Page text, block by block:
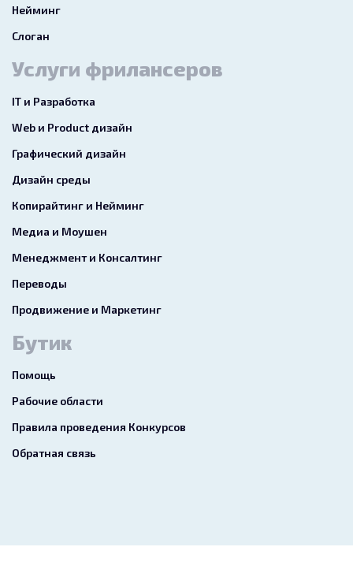
Нейминг
Слоган
Услуги фрилансеров
IT и Разработка
Web и Product дизайн
Графический дизайн
Дизайн среды
Копирайтинг и Нейминг
Медиа и Моушен
Менеджмент и Консалтинг
Переводы
Продвижение и Маркетинг
Бутик
Помощь
Рабочие области
Правила проведения Конкурсов
Обратная связь